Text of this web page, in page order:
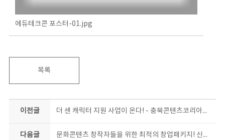
에듀테크콘 포스터-01.jpg
목록
이전글 더 센 캐릭터 지원 사업이 온다! - 충북콘텐츠코리아랩, 상품화 지원 사업 시동 -
다음글 문화콘텐츠 창작자들을 위한 최적의 창업패키지! 신청하면, 창업한다~